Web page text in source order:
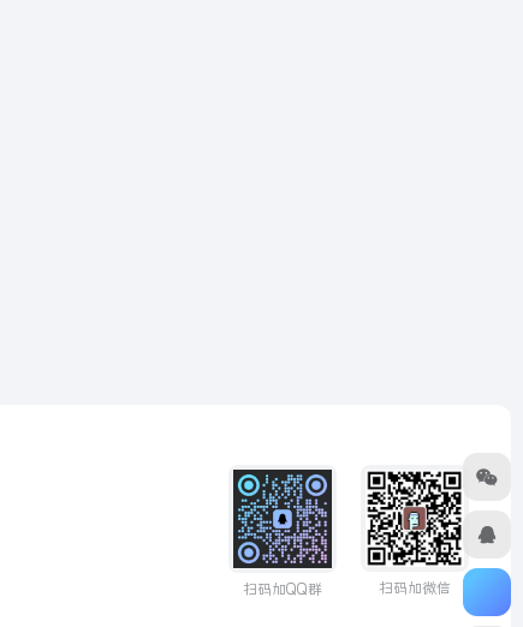
扫码加QQ群 扫码加微信